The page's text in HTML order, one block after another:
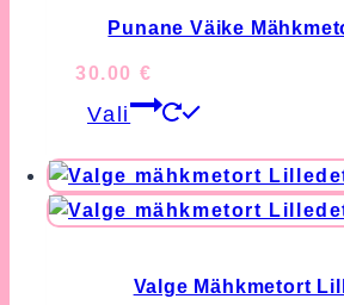
options
the
product
page
Punane Väike
30.00 €
Vali
has
multiple
variants.
options
Valge Mähkmetort